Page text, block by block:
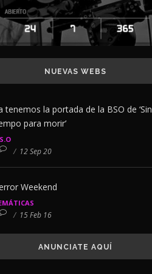
NUEVAS WEBS
tenemos la portada de la BSO de ‘Sin
para morir’
/ 12 Sep 20
Weekend
/ 15 Feb 16
ANUNCIATE AQUÍ